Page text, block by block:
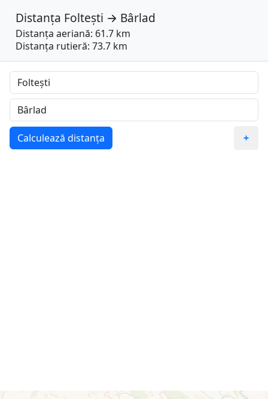
Distanța Foltești → Bârlad
Distanța aeriană: 61.7 km
Distanța rutieră: 73.7 km
Calculează distanța +